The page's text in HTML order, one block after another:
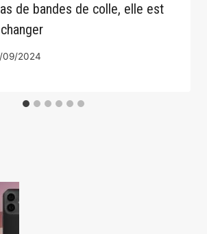
de bandes de colle, elle est
09/2024